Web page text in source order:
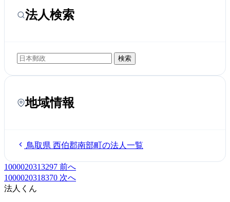
法人検索
検索
地域情報
鳥取県 西伯郡南部町の法人一覧
1000020313297 前へ
1000020318370 次へ
法人くん